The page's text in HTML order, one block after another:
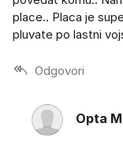
place.. Placa je
pluvate po lastni
Odgovori
Opta